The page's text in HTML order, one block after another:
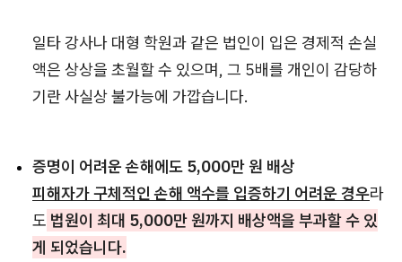
일타 강사나 대형 학원과 같은 법인이 입은 경제적 손실
액은 상상을 초월할 수 있으며, 그 5배를 개인이 감당하
기란 사실상 불가능에 가깝습니다.
증명이 어려운 손해에도 5,000만 원 배상
피해자가 구체적인 손해 액수를 입증하기 어려운 경우라
도 법원이 최대 5,000만 원까지 배상액을 부과할 수 있
게 되었습니다.